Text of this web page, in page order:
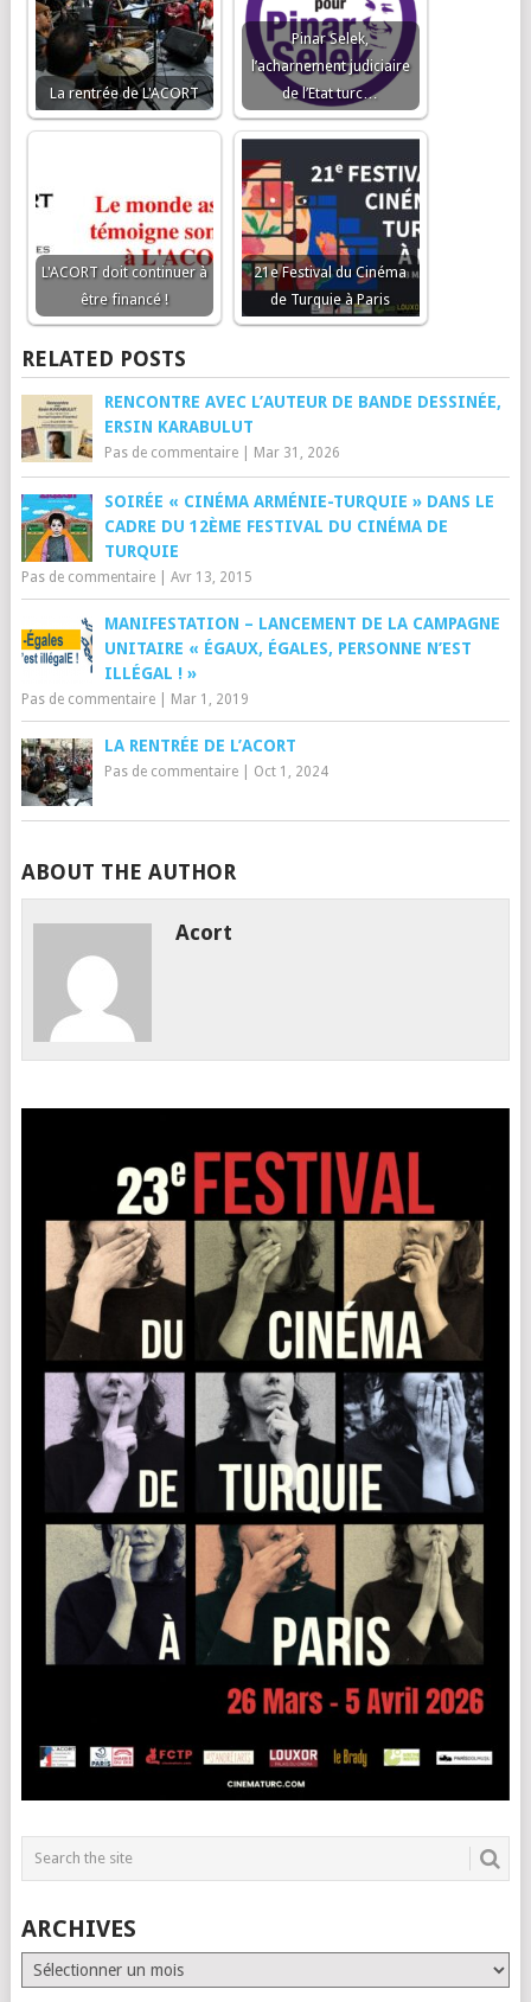
La rentrée de L'ACORT
Pinar Selek,
l’acharnement judiciaire
de l’Etat turc…
L'ACORT doit continuer à
être financé !
21e Festival du Cinéma
de Turquie à Paris
RELATED POSTS
RENCONTRE AVEC L’AUTEUR DE BANDE DESSINÉE,
ERSIN KARABULUT
Pas de commentaire| Mar 31, 2026
SOIRÉE « CINÉMA ARMÉNIE-TURQUIE » DANS LE
CADRE DU 12ÈME FESTIVAL DU CINÉMA DE
TURQUIE
Pas de commentaire| Avr 13, 2015
MANIFESTATION – LANCEMENT DE LA CAMPAGNE
UNITAIRE « ÉGAUX, ÉGALES, PERSONNE N’EST
ILLÉGAL ! »
Pas de commentaire| Mar 1, 2019
LA RENTRÉE DE L’ACORT
Pas de commentaire| Oct 1, 2024
ABOUT THE AUTHOR
Acort
ARCHIVES
Archives